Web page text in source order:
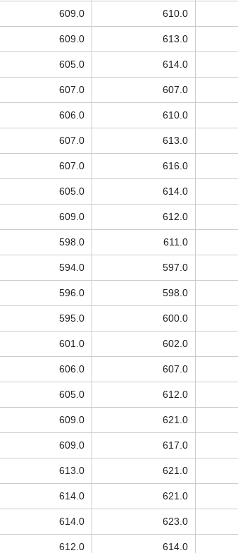
609.0 610.0
609.0 613.0
605.0 614.0
607.0 607.0
606.0 610.0
607.0 613.0
607.0 616.0
605.0 614.0
609.0 612.0
598.0 611.0
594.0 597.0
596.0 598.0
595.0 600.0
601.0 602.0
606.0 607.0
605.0 612.0
609.0 621.0
609.0 617.0
613.0 621.0
614.0 621.0
614.0 623.0
612.0 614.0